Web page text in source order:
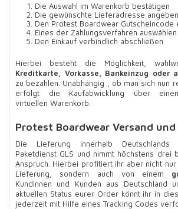
Die Auswahl im Warenkorb bestätigen
Die gewünschte Lieferadresse angeben
Den Protest Boardwear Gutscheincode
Eines der Zahlungsverfahren auswählen
Den Einkauf verbindlich abschließen
Hierbei besteht die Möglichkeit,
Kreditkarte, Vorkasse, Bankeinzug oder
zu bezahlen. Unabhängig , ob man sich nun
erfolgt die Kaufabwicklung über einen
virtuellen Warenkorb.
Protest Boardwear Versand
Die Lieferung innerhalb
Paketdienst GLS und nimmt höchstens drei
Anspruch. Hierbei profitiert ihr aber nicht
Lieferung, sondern auch von einem
Kundinnen und Kunden aus Deutschland
aktuellen Status eurer Order könnt ihr in
jederzeit mit Hilfe eines Tracking Codes